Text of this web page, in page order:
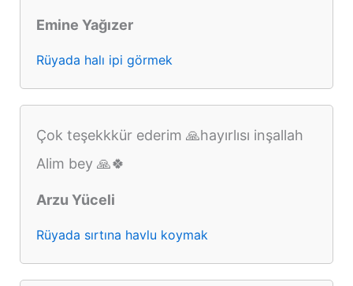
Emine Yağızer
Rüyada halı ipi görmek
Çok teşekkkür ederim 🙏hayırlısı inşallah
Alim bey 🙏🍀
Arzu Yüceli
Rüyada sırtına havlu koymak